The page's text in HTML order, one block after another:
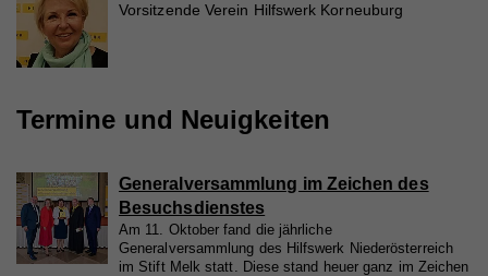
Vorsitzende Verein Hilfswerk Korneuburg
Termine und Neuigkeiten
Generalversammlung im Zeichen des
Besuchsdienstes
Am 11. Oktober fand die jährliche
Generalversammlung des Hilfswerk Niederösterreich
im Stift Melk statt. Diese stand heuer ganz im Zeichen